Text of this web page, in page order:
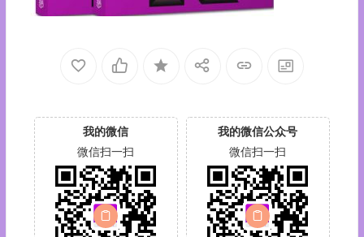
我的微信
微信扫一扫
我的微信公众号
微信扫一扫